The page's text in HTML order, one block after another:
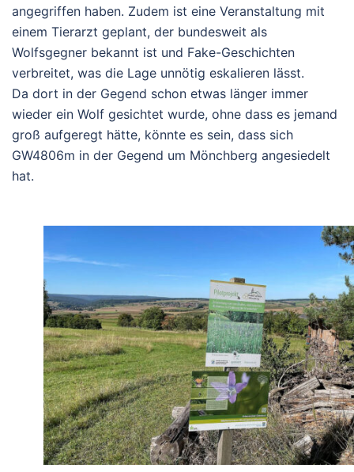
angegriffen haben. Zudem ist eine Veranstaltung mit
einem Tierarzt geplant, der bundesweit als
Wolfsgegner bekannt ist und Fake-Geschichten
verbreitet, was die Lage unnötig eskalieren lässt.
Da dort in der Gegend schon etwas länger immer
wieder ein Wolf gesichtet wurde, ohne dass es jemand
groß aufgeregt hätte, könnte es sein, dass sich
GW4806m in der Gegend um Mönchberg angesiedelt
hat.